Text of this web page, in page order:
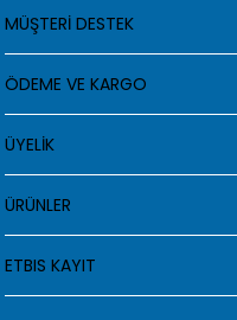
MÜŞTERİ DESTEK
ÖDEME VE KARGO
ÜYELİK
ÜRÜNLER
ETBIS KAYIT